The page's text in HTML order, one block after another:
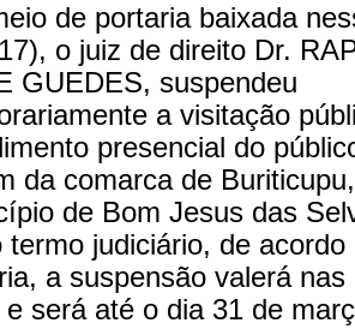
de portaria baixada
o juiz de direito Dr.
GUEDES, suspendeu
a visitação
presencial do
da comarca de
de Bom Jesus das
termo judiciário, de acordo
a suspensão valerá nas
e será até o dia 31 de